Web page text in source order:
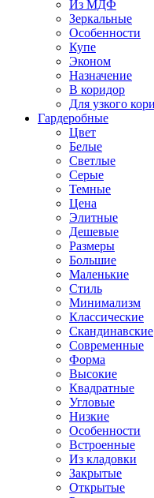
Из МДФ
Зеркальные
Особенности
Купе
Эконом
Назначение
В коридор
Для узкого
Гардеробные
Цвет
Белые
Светлые
Серые
Темные
Цена
Элитные
Дешевые
Размеры
Большие
Маленькие
Стиль
Минимализм
Классические
Скандинавские
Современные
Форма
Высокие
Квадратные
Угловые
Низкие
Особенности
Встроенные
Из кладовки
Закрытые
Открытые